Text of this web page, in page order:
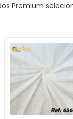
Premium